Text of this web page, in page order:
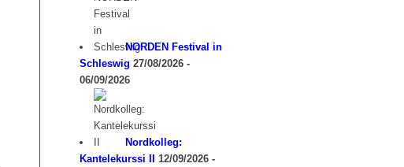
NORDEN Festival in
Schleswig 27/08/2026 -
06/09/2026
Nordkolleg:
Kantelekurssi II
12/09/2026 -